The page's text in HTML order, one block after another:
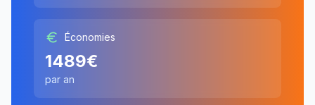
Économies
1489€
par an